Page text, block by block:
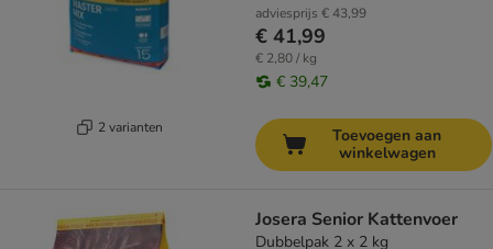
2 varianten
adviesprijs € 43,99
€ 41,99
€ 2,80 / kg
€ 39,47
Toevoegen aan
winkelwagen
Josera Senior Kattenvoer
Dubbelpak 2 x 2 kg